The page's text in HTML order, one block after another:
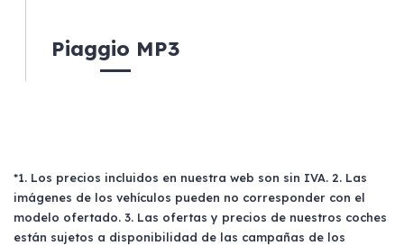
Piaggio MP3
*1. Los precios incluidos en nuestra web son sin IVA. 2. Las
imágenes de los vehículos pueden no corresponder con el
modelo ofertado. 3. Las ofertas y precios de nuestros coches
están sujetos a disponibilidad de las campañas de los